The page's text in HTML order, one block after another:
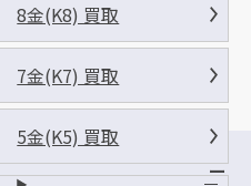
ス
ー
8金(K8) 買取
7金(K7) 買取
5金(K5) 買取